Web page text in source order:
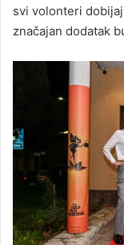
svi volonteri
značajan dodatak